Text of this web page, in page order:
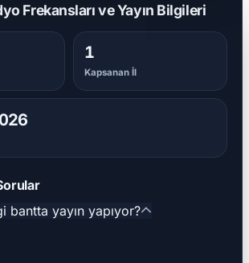
Frekansları ve Yayın Bilgileri
1
Kapsanan İl
bantta yayın yapıyor?